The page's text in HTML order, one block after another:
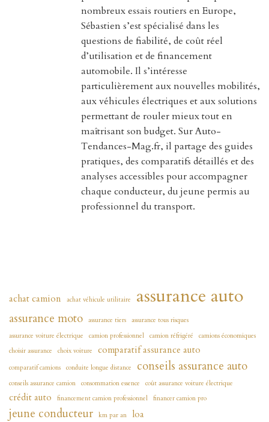
nombreux essais routiers en Europe,
Sébastien s’est spécialisé dans les
questions de fiabilité, de coût réel
d’utilisation et de financement
automobile. Il s’intéresse
particulièrement aux nouvelles mobilités,
aux véhicules électriques et aux solutions
permettant de rouler mieux tout en
maîtrisant son budget. Sur Auto-
Tendances-Mag.fr, il partage des guides
pratiques, des comparatifs détaillés et des
analyses accessibles pour accompagner
chaque conducteur, du jeune permis au
professionnel du transport.
achat camion achat véhicule utilitaire assurance auto
assurance moto assurance tiers assurance tous risques
assurance voiture électrique
camion professionnel camion réfrigéré
camions économiques
choisir assurance
choix voiture comparatif assurance auto
comparatif camions conduite longue distance conseils assurance auto
conseils assurance camion consommation essence coût assurance voiture électrique
crédit auto financement camion professionnel financer camion pro
jeune conducteur km par an
loa